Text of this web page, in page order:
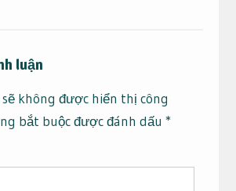
luận
sẽ không được hiển thị công
bắt buộc được đánh dấu *